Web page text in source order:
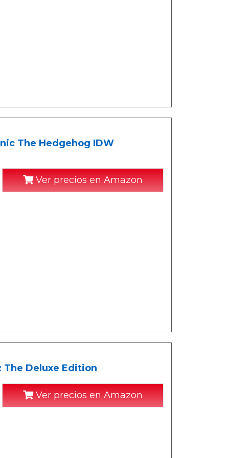
The Hedgehog IDW
Ver precios en Amazon
Deluxe Edition
Ver precios en Amazon